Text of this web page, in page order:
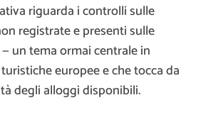
riguarda i controlli sulle
registrate e presenti sulle
un tema ormai centrale in
europee e che tocca da
degli alloggi disponibili.